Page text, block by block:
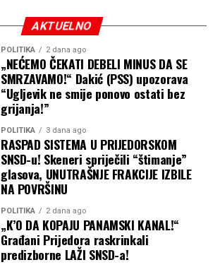
AKTUELNO
POLITIKA 2 dana ago
„NEĆEMO ČEKATI DEBELI MINUS DA SE
SMRZAVAMO!“ Dakić (PSS) upozorava
“Ugljevik ne smije ponovo ostati bez
grijanja!”
POLITIKA 3 dana ago
RASPAD SISTEMA U PRIJEDORSKOM
SNSD-u! Skeneri spriječili “štimanje”
glasova, UNUTRAŠNJE FRAKCIJE IZBILE
NA POVRŠINU
POLITIKA 2 dana ago
„K’O DA KOPAJU PANAMSKI KANAL!“
Građani Prijedora raskrinkali
predizborne LAŽI SNSD-a!